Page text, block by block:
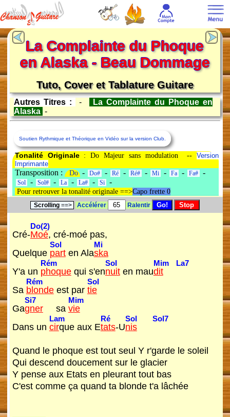
La Complainte du Phoque
en Alaska - Beau Dommage
Tuto, Cover et Tablature Guitare
Autres Titres : -
La Complainte du Phoque en
Alaska -
Soutien Rythmique et Théorique en Vidéo sur la version Club.
Tonalité Originale: Do Majeur sans modulation -- Version
Imprimante
Transposition : Do- Do# - Ré - Ré# - Mi - Fa - Fa# -
Sol - Sol# - La - La# - Si -
Pour retrouver la tonalité originale ==>Capo frette 0
Scrolling ==> Accélérer Ralentir
Cré-
Do(2)
Moé, cré-moé pas,
Quelque
Sol
parten Ala
Mi
ska
Y'a un
Rém
phoquequi s'en
Sol
nuiten mau
Mim
dit
La7
Sa
Rém
blondeest par
Sol
tie
Ga
Si7
gnersa
Mim
vie
Dans un
Lam
cirque aux E
Ré
tats-U
Sol
nis
Sol7
Quand le phoque est tout seul Y r'garde le soleil
Qui descend doucement sur le glacier
Y pense aux Etats en pleurant tout bas
C'est comme ça quand ta blonde t'a lâchée